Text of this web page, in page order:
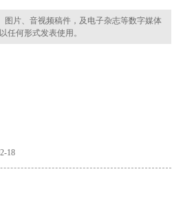
片、音视频稿件，及电子杂志等数字媒体
任何形式发表使用。
18